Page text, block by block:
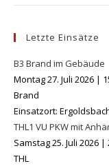
Letzte Einsätze
B3 Brand im Gebäude
Montag 27. Juli 2026 |
Brand
Einsatzort:
THL1 VU PKW mit
Samstag 25. Juli 2026 |
THL